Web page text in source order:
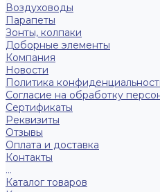
Воздуховоды
Парапеты
Зонты, колпаки
Доборные элементы
Компания
Новости
Политика
Согласие на обработку
Сертификаты
Реквизиты
Отзывы
Оплата и доставка
Контакты
...
Каталог товаров